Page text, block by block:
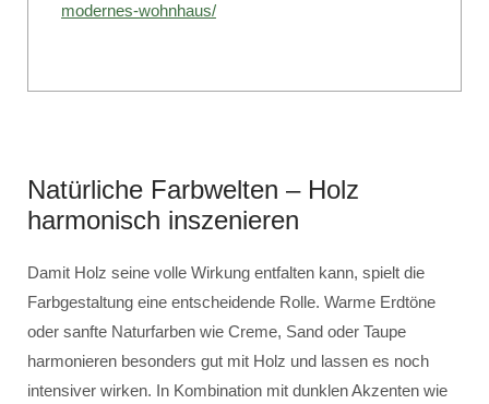
modernes-wohnhaus/
Natürliche Farbwelten – Holz
harmonisch inszenieren
Damit Holz seine volle Wirkung entfalten kann, spielt die
Farbgestaltung eine entscheidende Rolle. Warme Erdtöne
oder sanfte Naturfarben wie Creme, Sand oder Taupe
harmonieren besonders gut mit Holz und lassen es noch
intensiver wirken. In Kombination mit dunklen Akzenten wie